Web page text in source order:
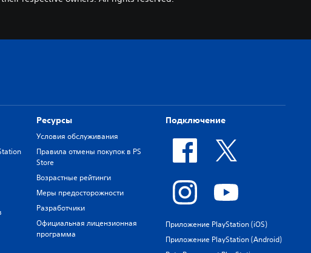
Ресурсы
Условия обслуживания
Правила отмены покупок в PS
Store
Возрастные рейтинги
Меры предосторожности
Разработчики
Официальная лицензионная
программа
Подключение
Приложение PlayStation (iOS)
Приложение PlayStation (Android)